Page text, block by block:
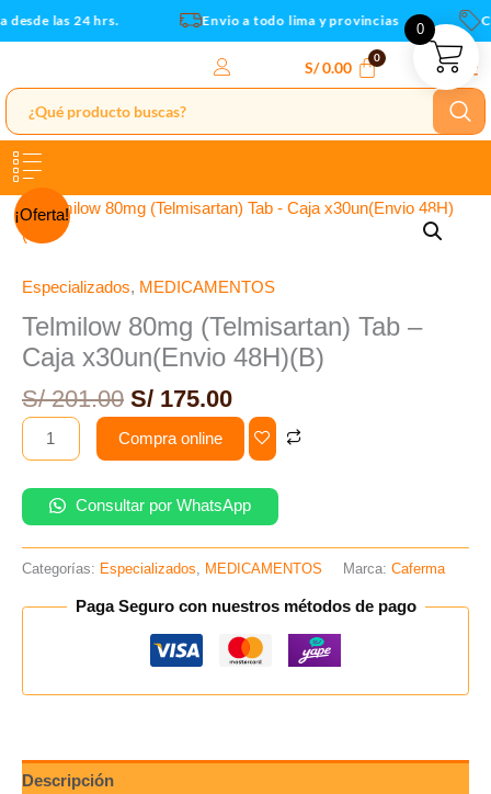
al
las 24 hrs. Envio a todo lima y provincias
S/0.00
¡Oferta!
Especializados, MEDICAMENTOS
Telmilow 80mg (Telmisartan) Tab –
Caja x30un(Envio 48H)(B)
S/201.00
El
era:
S/ 201.00.
S/ 175.00
El
es:
S/ 175.00.
Telmilow
80mg
Tab
Caja
x30un(Envio
48H)
(B)
cantidad
Compra online
Consultar por WhatsApp
Categorías: Especializados MEDICAMENTOS Marca: Caferma
Paga Seguro con nuestros métodos de pago
Descripción
0
x30un(Envio
(B)
cantidad